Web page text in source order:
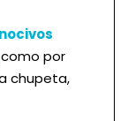
por
chupeta,